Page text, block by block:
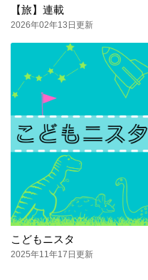
【旅】連載
2026年02年13日更新
こどもニスタ
2025年11年17日更新